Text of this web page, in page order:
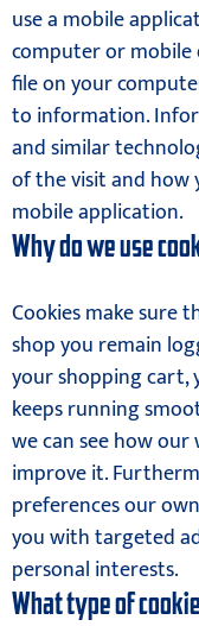
use a mobile
computer or mobile
file on your
to information.
and similar
of the visit and how
mobile application.
Why do we use
Cookies make sure
shop you remain
your shopping cart,
keeps running
we can see how our
improve it.
preferences our
you with targeted
personal interests.
What type of